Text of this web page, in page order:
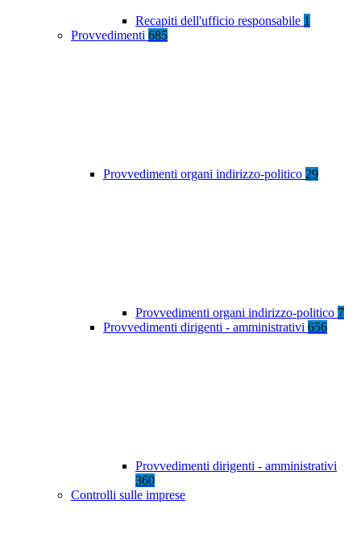
Recapiti dell'ufficio responsabile 1
Provvedimenti 685
Provvedimenti organi indirizzo-politico 29
Provvedimenti organi indirizzo-politico 7
Provvedimenti dirigenti - amministrativi 656
Provvedimenti dirigenti - amministrativi
360
Controlli sulle imprese